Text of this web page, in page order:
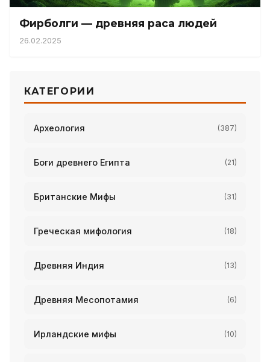
Фирболги — древняя раса людей
26.02.2025
КАТЕГОРИИ
Археология (387)
Боги древнего Египта (21)
Британские Мифы (31)
Греческая мифология (18)
Древняя Индия (13)
Древняя Месопотамия (6)
Ирландские мифы (10)